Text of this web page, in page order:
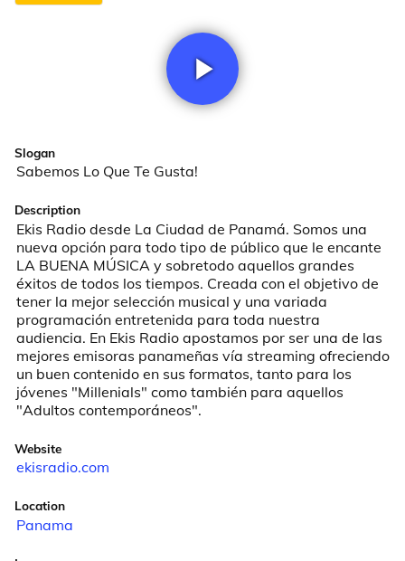
Slogan
Sabemos Lo Que Te Gusta!
Description
Ekis Radio desde La Ciudad de Panamá. Somos una
nueva opción para todo tipo de público que le encante
LA BUENA MÚSICA y sobretodo aquellos grandes
éxitos de todos los tiempos. Creada con el objetivo de
tener la mejor selección musical y una variada
programación entretenida para toda nuestra
audiencia. En Ekis Radio apostamos por ser una de las
mejores emisoras panameñas vía streaming ofreciendo
un buen contenido en sus formatos, tanto para los
jóvenes "Millenials" como también para aquellos
"Adultos contemporáneos".
Website
ekisradio.com
Location
Panama